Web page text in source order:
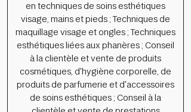
en techniques de soins esthétiques
visage, mains et pieds ; Techniques de
maquillage visage et ongles ; Techniques
esthétiques liées aux phanères ; Conseil
à la clientèle et vente de produits
cosmétiques, d'hygiène corporelle, de
produits de parfumerie et d'accessoires
de soins esthétiques ; Conseil à la